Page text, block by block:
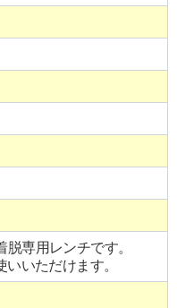
専用レンチです。
いただけます。